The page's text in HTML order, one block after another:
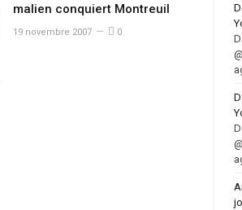
malien conquiert Montreuil
19 novembre 2007 0